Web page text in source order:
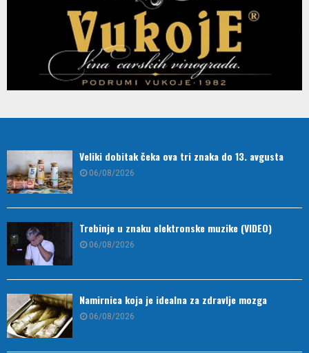
Veliki dobitak čeka ova tri znaka do 13. avgusta
06/08/2026
Trebinje u znaku elektronske muzike (VIDEO)
06/08/2026
Namirnica koja je idealna za zdravlje mozga
06/08/2026